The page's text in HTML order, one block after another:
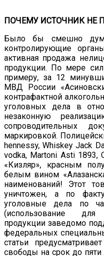
ПОЧЕМУ ИСТОЧНИК НЕ
Было бы смешно
контролирующие
активная продажа
продукции. По мере
примеру, за 12
МВД России
контрафактной
уголовных дела в
незаконную
сопроводительных
маркировкой.
hennessy, Whiskey Jack
vodka, Martoni Asti 1893,
«Кизляр», красным
белым вином
наименований! Этот
уничтожен, а по
уголовные дела по
(использование
продукции заведомо
федеральных
статьи
свободы на срок до